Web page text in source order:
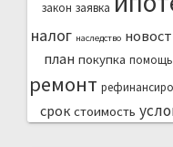
закон заявка
налог наследство
план покупка помощь
ремонт
срок стоимость